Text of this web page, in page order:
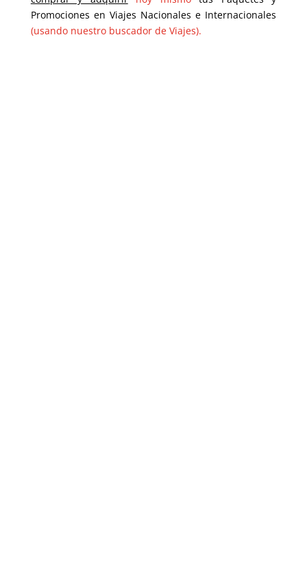
Promociones en Viajes Nacionales e Internacionales
(usando nuestro buscador de Viajes).